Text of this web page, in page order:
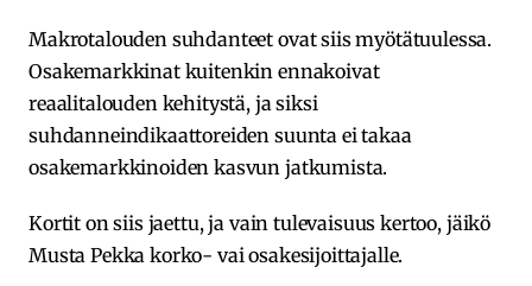
Makrotalouden suhdanteet ovat siis myötätuulessa.
Osakemarkkinat kuitenkin ennakoivat
reaalitalouden kehitystä, ja siksi
suhdanneindikaattoreiden suunta ei takaa
osakemarkkinoiden kasvun jatkumista.
Kortit on siis jaettu, ja vain tulevaisuus kertoo, jäikö
Musta Pekka korko- vai osakesijoittajalle.